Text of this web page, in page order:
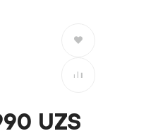
Saralanganlarga
Taqqoslashga
UZS